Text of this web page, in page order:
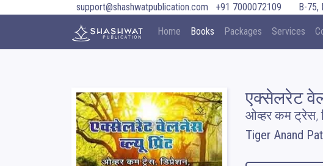
support@shashwatpublication.com +91 7000072109 B-75,
Home Books Packages Services
एक्सेलरेट
ओव्हर कम ट्रेस,
Tiger Anand